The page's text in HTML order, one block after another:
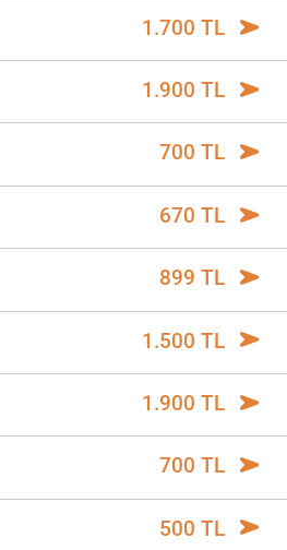
1.700 TL
1.900 TL
700 TL
670 TL
899 TL
1.500 TL
1.900 TL
700 TL
500 TL